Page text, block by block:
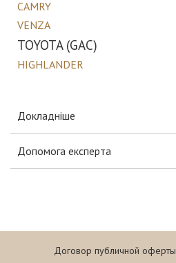
CAMRY
VENZA
TOYOTA (GAC)
HIGHLANDER
Докладніше
Допомога експерта
Договор публичной оферты